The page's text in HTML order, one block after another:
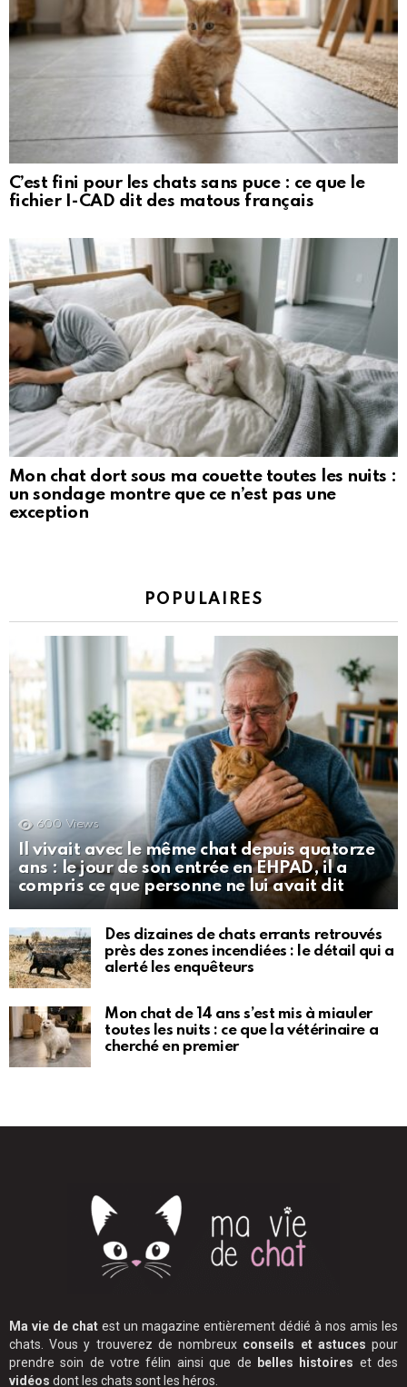
C’est fini pour les chats sans puce : ce que le
fichier I-CAD dit des matous français
Mon chat dort sous ma couette toutes les nuits :
un sondage montre que ce n’est pas une
exception
POPULAIRES
600 Views
Il vivait avec le même chat depuis quatorze
ans : le jour de son entrée en EHPAD, il a
compris ce que personne ne lui avait dit
Des dizaines de chats errants retrouvés
près des zones incendiées : le détail qui a
alerté les enquêteurs
Mon chat de 14 ans s’est mis à miauler
toutes les nuits : ce que la vétérinaire a
cherché en premier
Ma vie de chat est un magazine entièrement dédié à nos amis les
chats. Vous y trouverez de nombreux conseils et astuces pour
prendre soin de votre félin ainsi que de belles histoires et des
vidéos dont les chats sont les héros.